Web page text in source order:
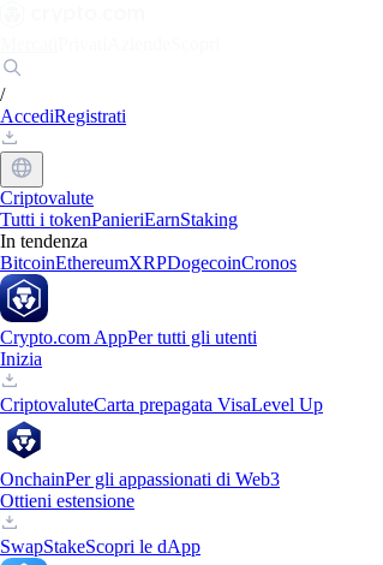
/
AccediRegistrati
Criptovalute
Tutti i tokenPanieriEarnStaking
In tendenza
BitcoinEthereumXRPDogecoinCronos
Crypto.com AppPer tutti gli utenti
Inizia
CriptovaluteCarta prepagata VisaLevel Up
OnchainPer gli appassionati di Web3
Ottieni estensione
SwapStakeScopri le dApp